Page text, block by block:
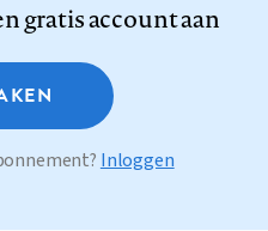
gratis account aan
Inloggen